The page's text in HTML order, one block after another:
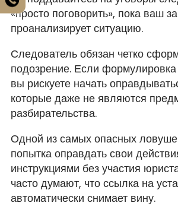
«просто поговорить», пока ваш
проанализирует ситуацию.
Следователь обязан четко
подозрение. Если
вы рискуете начать
которые даже не являются
разбирательства.
Одной из самых опасных
попытка оправдать свои
инструкциями без участия
часто думают, что ссылка на
автоматически снимает вину.